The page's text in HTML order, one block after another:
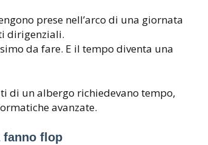
prese nell’arco di una giornata
dirigenziali.
da fare. E il tempo diventa una
di un albergo richiedevano tempo,
avanzate.
fanno flop